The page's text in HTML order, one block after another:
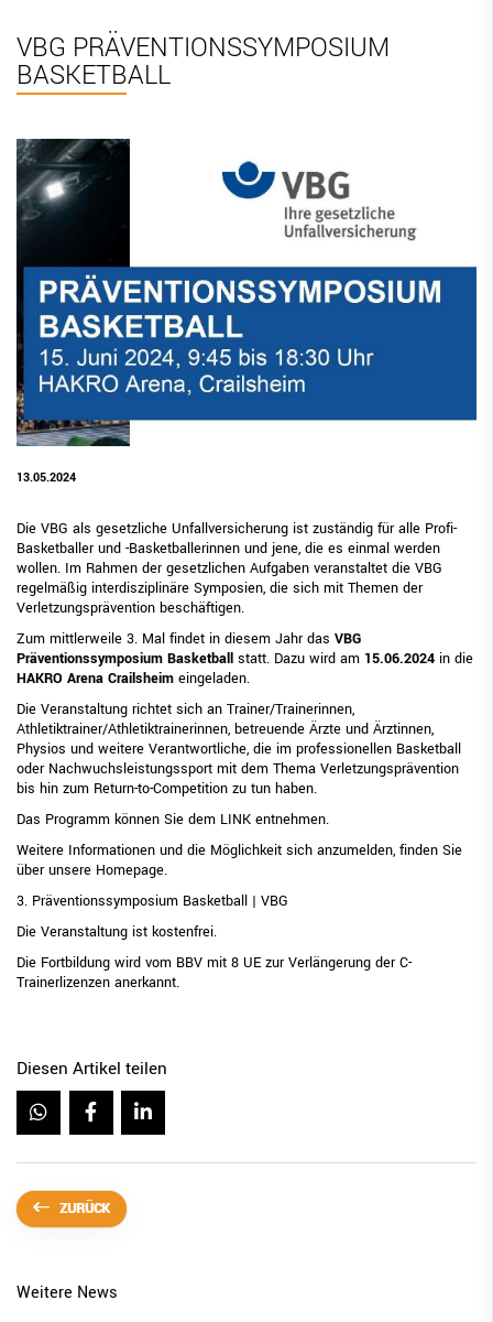
VBG PRÄVENTIONSSYMPOSIUM
BASKETBALL
13.05.2024
Die VBG als gesetzliche Unfallversicherung ist zuständig für alle Profi-
Basketballer und -Basketballerinnen und jene, die es einmal werden
wollen. Im Rahmen der gesetzlichen Aufgaben veranstaltet die VBG
regelmäßig interdisziplinäre Symposien, die sich mit Themen der
Verletzungsprävention beschäftigen.
Zum mittlerweile 3. Mal findet in diesem Jahr das VBG
Präventionssymposium Basketball statt. Dazu wird am 15.06.2024 in die
HAKRO Arena Crailsheim eingeladen.
Die Veranstaltung richtet sich an Trainer/Trainerinnen,
Athletiktrainer/Athletiktrainerinnen, betreuende Ärzte und Ärztinnen,
Physios und weitere Verantwortliche, die im professionellen Basketball
oder Nachwuchsleistungssport mit dem Thema Verletzungsprävention
bis hin zum Return-to-Competition zu tun haben.
Das Programm können Sie dem LINK entnehmen.
Weitere Informationen und die Möglichkeit sich anzumelden, finden Sie
über unsere Homepage.
3. Präventionssymposium Basketball | VBG
Die Veranstaltung ist kostenfrei.
Die Fortbildung wird vom BBV mit 8 UE zur Verlängerung der C-
Trainerlizenzen anerkannt.
Diesen Artikel teilen
ZURÜCK
Weitere News
BBV Links
DIGITAL SCORE SHEET